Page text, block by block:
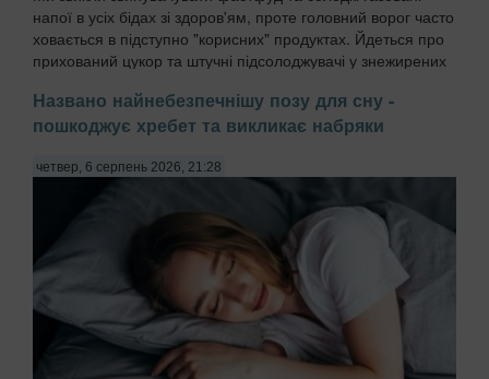
напої в усіх бідах зі здоров'ям, проте головний ворог часто
ховається в підступно "корисних" продуктах. Йдеться про
прихований цукор та штучні підсолоджувачі у знежирених
Названо найнебезпечнішу позу для сну -
пошкоджує хребет та викликає набряки
четвер, 6 серпень 2026, 21:28